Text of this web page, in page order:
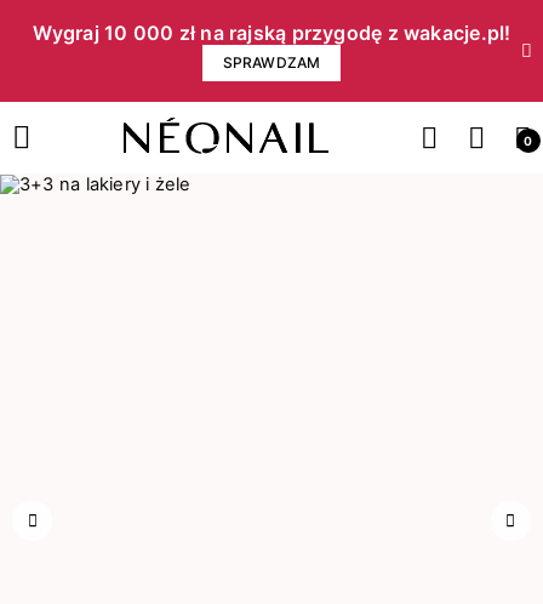
Wygraj 10 000 zł na rajską przygodę z wakacje.pl!​
SPRAWDZAM
0